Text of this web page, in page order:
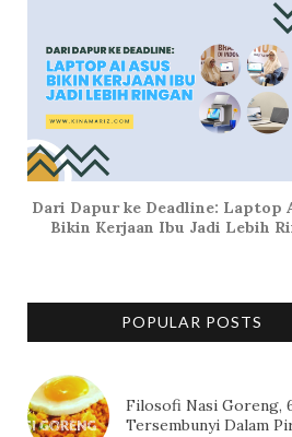
Dari Dapur ke Deadline: Laptop
Bikin Kerjaan Ibu Jadi Lebih
POPULAR POSTS
Filosofi Nasi Goreng,
Tersembunyi Dalam